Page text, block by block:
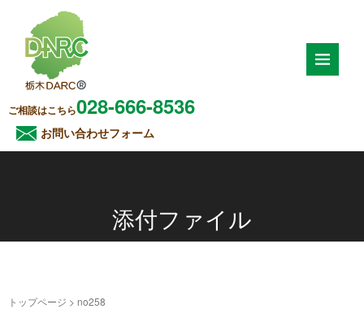
ご相談はこちら028-666-8536
お問い合わせフォーム
添付ファイル
トップページ > no258